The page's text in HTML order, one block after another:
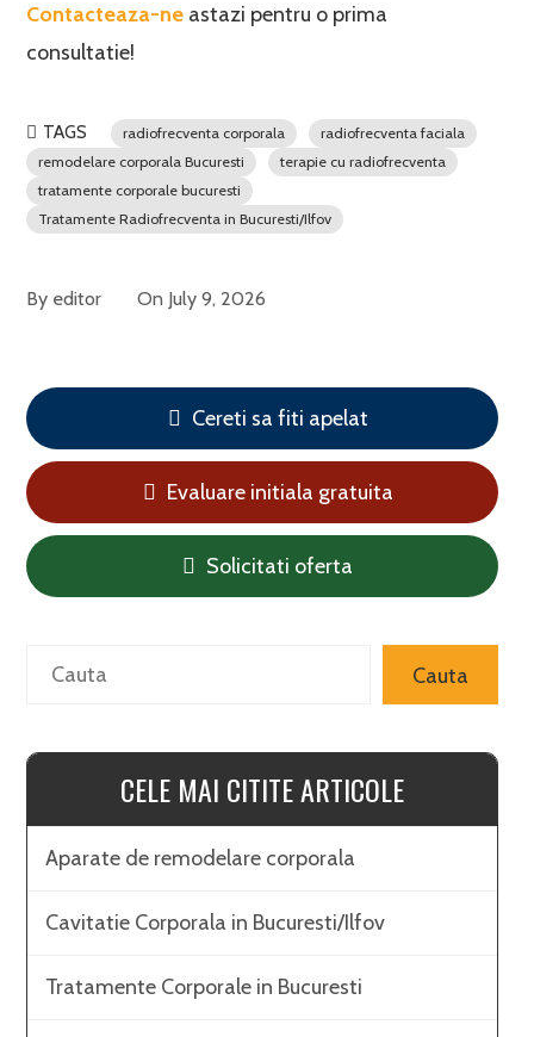
Contacteaza-ne astazi pentru o prima
consultatie!
TAGS radiofrecventa corporala
radiofrecventa faciala
remodelare corporala Bucuresti
terapie cu radiofrecventa
tratamente corporale bucuresti
Tratamente Radiofrecventa in Bucuresti/Ilfov
By editor On July 9, 2026
Cereti sa fiti apelat
Evaluare initiala gratuita
Solicitati oferta
Search Cauta
CELE MAI CITITE ARTICOLE
Aparate de remodelare corporala
Cavitatie Corporala in Bucuresti/Ilfov
Tratamente Corporale in Bucuresti